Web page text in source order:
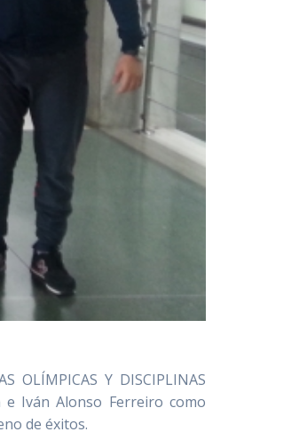
OLÍMPICAS Y DISCIPLINAS
e Iván Alonso Ferreiro como
de éxitos.